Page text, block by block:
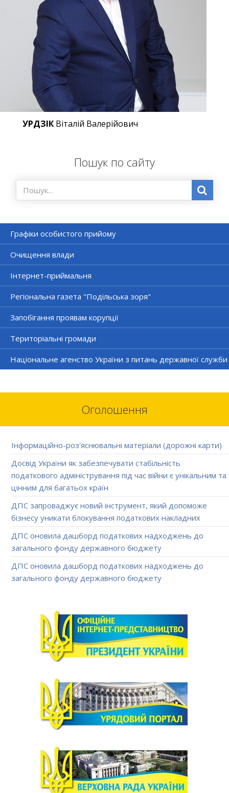
УРДЗІК Віталій Валерійович
Пошук по сайту
Графіки особистого прийому
Очищення влади
Інтернет-приймальня
Регіональна газета "Подільська зоря"
Запобігання проявам корупції
Територіальні громади
Національне агенство України з питань державної служби
Оголошення
Інформаційно-роз'яснювальні матеріали (дорожні карти)
Досвід України як забезпечувати стабільність
податкового адміністрування під час війни є унікальним та
цінним для багатьох країн
ДПС запроваджує новий інструмент, який допоможе
бізнесу уникати блокування податкових накладних
ДПС оновила дашборд податкових надходжень до
загального фонду державного бюджету
ДПС оновила дашборд податкових надходжень до
загального фонду державного бюджету